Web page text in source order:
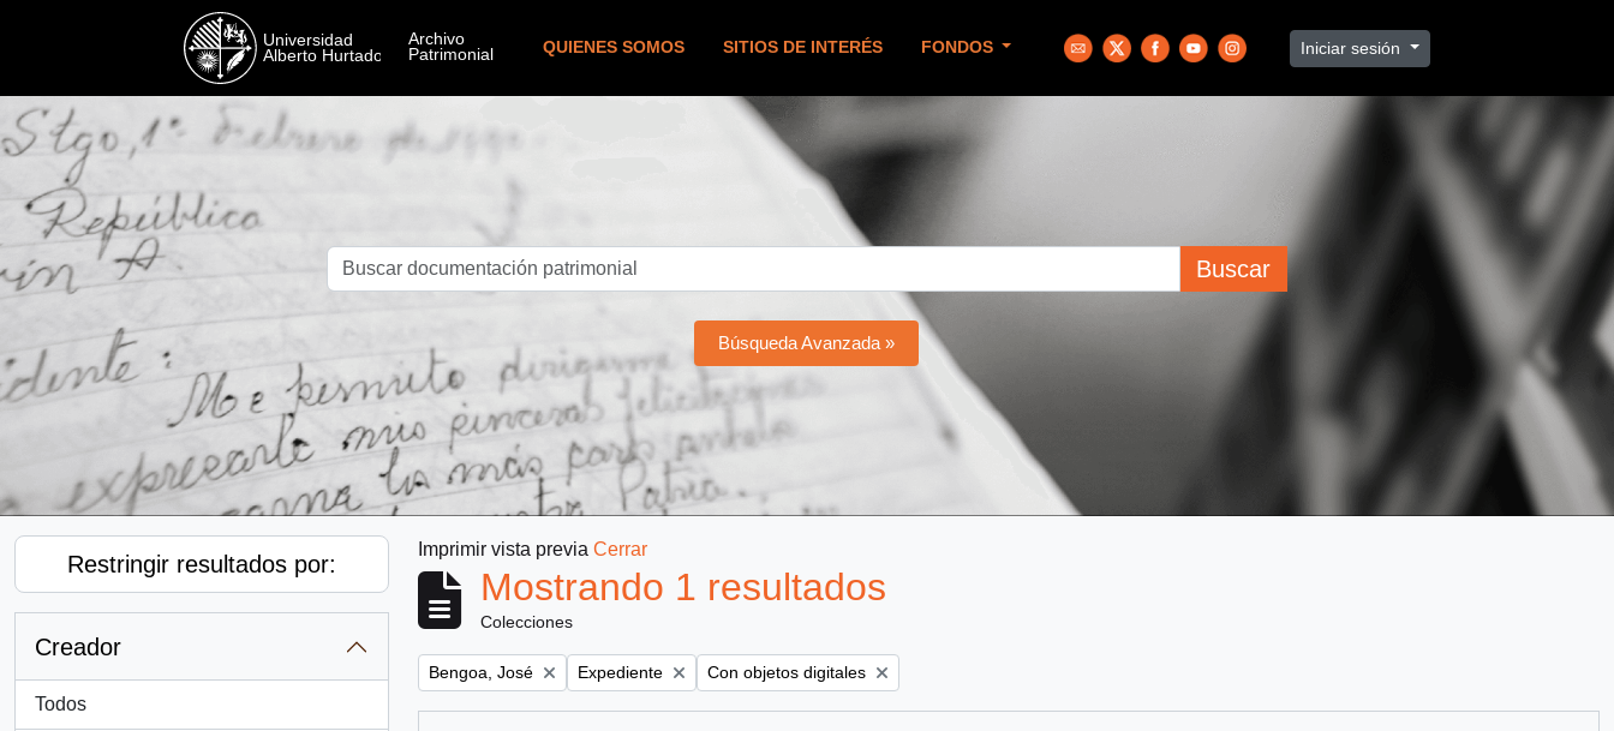
QUIENES SOMOS SITIOS DE INTERÉS FONDOS Iniciar sesión
Buscar
Búsqueda Avanzada »
Restringir resultados por:
Creador
Todos
Imprimir vista previa Cerrar
Mostrando 1 resultados
Colecciones
Remove filter:
Bengoa, José Remove filter:
Expediente Remove filter:
Con objetos digitales